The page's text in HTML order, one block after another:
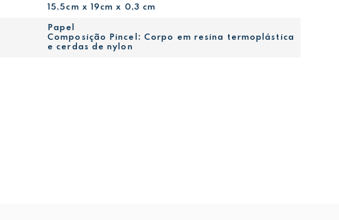
15,5cm x 19cm x 0,3 cm
Papel
Composição Pincel: Corpo em resina termoplástica
e cerdas de nylon